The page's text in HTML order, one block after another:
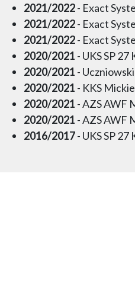
2021/2022- Exact
2021/2022- Exact
2021/2022- Exact
2020/2021 - UKS SP
2020/2021 -
2020/2021 - KKS
2020/2021 - AZS AWF
2020/2021 - AZS AWF
2016/2017- UKS SP